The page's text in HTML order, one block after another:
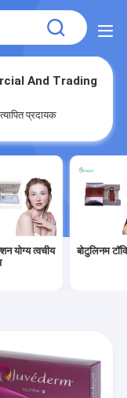
And Trading
प्रदायक
योग्य त्वचीय
बोटुलिनम